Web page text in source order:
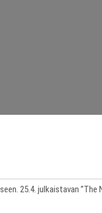
25.4. julkaistavan